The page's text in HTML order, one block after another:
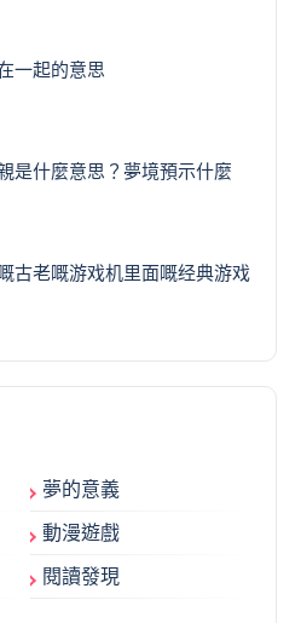
一起的意思
是什麼意思？夢境預示什麼
古老嘅游戏机里面嘅经典游戏
夢的意義
動漫遊戲
閱讀發現